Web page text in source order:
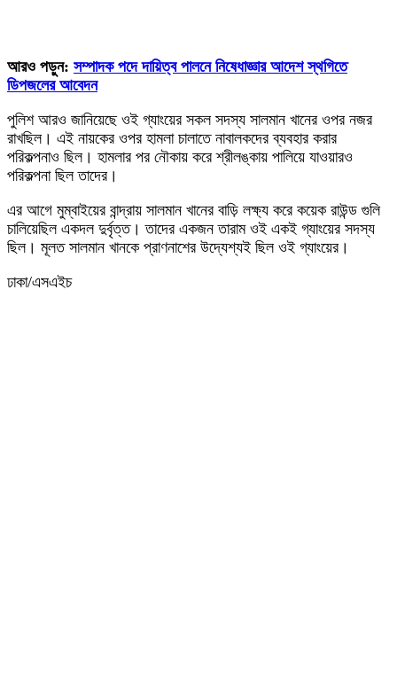
আরও পড়ুন: সম্পাদক পদে দায়িত্ব পালনে নিষেধাজ্ঞার আদেশ স্থগিতে
ডিপজলের আবেদন
পুলিশ আরও জানিয়েছে ওই গ্যাংয়ের সকল সদস্য সালমান খানের ওপর নজর
রাখছিল। এই নায়কের ওপর হামলা চালাতে নাবালকদের ব্যবহার করার
পরিকল্পনাও ছিল। হামলার পর নৌকায় করে শ্রীলঙ্কায় পালিয়ে যাওয়ারও
পরিকল্পনা ছিল তাদের।
এর আগে মুম্বাইয়ের বান্দ্রায় সালমান খানের বাড়ি লক্ষ্য করে কয়েক রাউন্ড গুলি
চালিয়েছিল একদল দুর্বৃত্ত। তাদের একজন তারাম ওই একই গ্যাংয়ের সদস্য
ছিল। মূলত সালমান খানকে প্রাণনাশের উদ্যেশ্যই ছিল ওই গ্যাংয়ের।
ঢাকা/এসএইচ